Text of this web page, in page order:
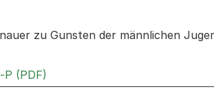
Sitzungen zum Geschäft
zu Gunsten der männlichen
P (PDF)